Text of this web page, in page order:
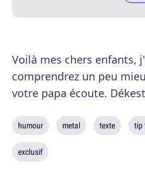
Voilà mes chers enfants,
comprendrez un peu
votre papa écoute.
humour metal texte tip
exclusif